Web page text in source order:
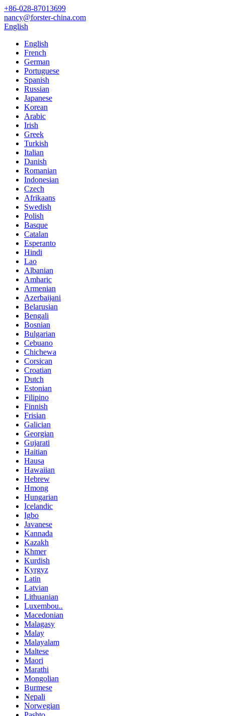
+86-028-87013699
nancy@forster-china.com
English
English
French
German
Portuguese
Spanish
Russian
Japanese
Korean
Arabic
Irish
Greek
Turkish
Italian
Danish
Romanian
Indonesian
Czech
Afrikaans
Swedish
Polish
Basque
Catalan
Esperanto
Hindi
Lao
Albanian
Amharic
Armenian
Azerbaijani
Belarusian
Bengali
Bosnian
Bulgarian
Cebuano
Chichewa
Corsican
Croatian
Dutch
Estonian
Filipino
Finnish
Frisian
Galician
Georgian
Gujarati
Haitian
Hausa
Hawaiian
Hebrew
Hmong
Hungarian
Icelandic
Igbo
Javanese
Kannada
Kazakh
Khmer
Kurdish
Kyrgyz
Latin
Latvian
Lithuanian
Luxembou..
Macedonian
Malagasy
Malay
Malayalam
Maltese
Maori
Marathi
Mongolian
Burmese
Nepali
Norwegian